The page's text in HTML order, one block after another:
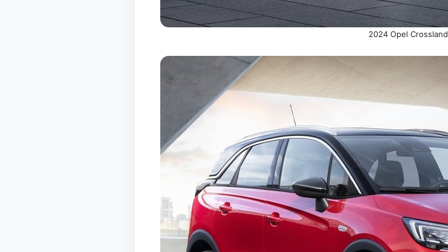
2024 Opel Crossland